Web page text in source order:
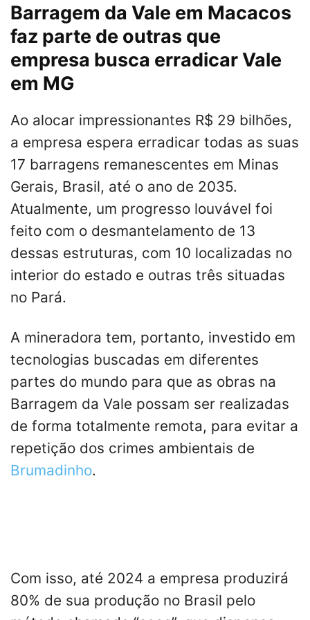
Barragem da Vale em Macacos
faz parte de outras que
empresa busca erradicar Vale
em MG
Ao alocar impressionantes R$ 29 bilhões,
a empresa espera erradicar todas as suas
17 barragens remanescentes em Minas
Gerais, Brasil, até o ano de 2035.
Atualmente, um progresso louvável foi
feito com o desmantelamento de 13
dessas estruturas, com 10 localizadas no
interior do estado e outras três situadas
no Pará.
A mineradora tem, portanto, investido em
tecnologias buscadas em diferentes
partes do mundo para que as obras na
Barragem da Vale possam ser realizadas
de forma totalmente remota, para evitar a
repetição dos crimes ambientais de
Brumadinho.
Com isso, até 2024 a empresa produzirá
80% de sua produção no Brasil pelo